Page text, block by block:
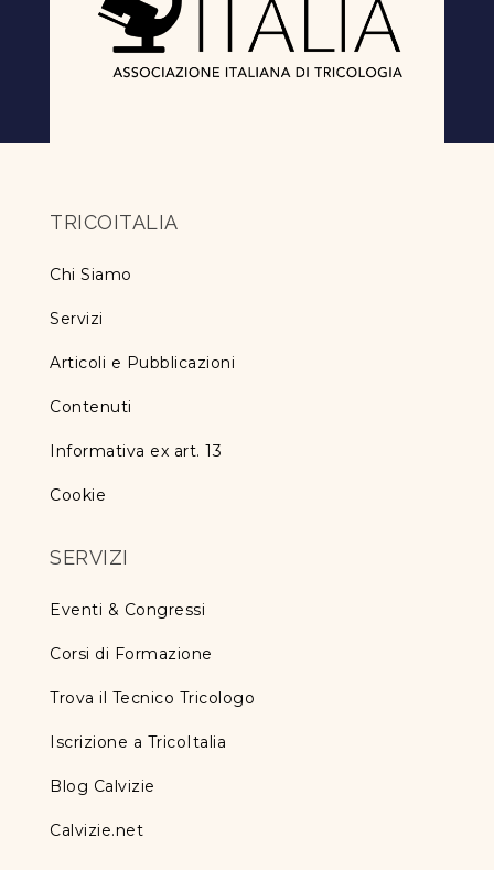
TRICOITALIA
Chi Siamo
Servizi
Articoli e Pubblicazioni
Contenuti
Informativa ex art. 13
Cookie
SERVIZI
Eventi & Congressi
Corsi di Formazione
Trova il Tecnico Tricologo
Iscrizione a TricoItalia
Blog Calvizie
Calvizie.net